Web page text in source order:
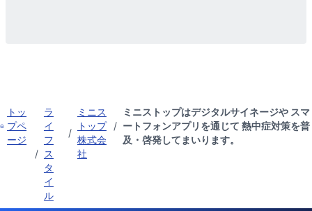
トッ
プペ
ージ
/
ラ
イ
フ
ス
タ
イ
ル
/
ミニス
トップ
株式会
社
/
ミニストップはデジタルサイネージや スマ
ートフォンアプリを通じて 熱中症対策を普
及・啓発してまいります。